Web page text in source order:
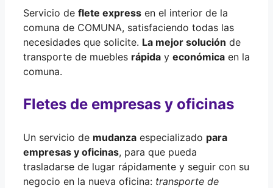
Servicio de flete express en el interior de la
comuna de COMUNA, satisfaciendo todas las
necesidades que solicite. La mejor solución de
transporte de muebles rápida y económica en la
comuna.
Fletes de empresas y oficinas
Un servicio de mudanza especializado para
empresas y oficinas, para que pueda
trasladarse de lugar rápidamente y seguir con su
negocio en la nueva oficina: transporte de